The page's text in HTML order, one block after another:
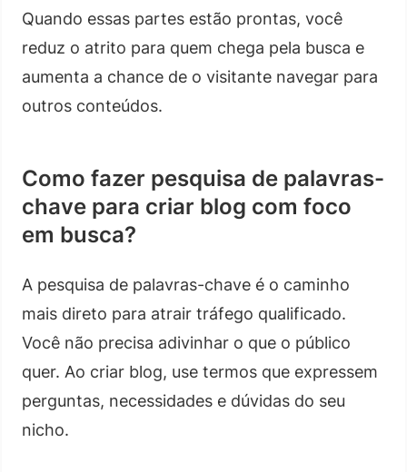
Quando essas partes estão prontas, você
reduz o atrito para quem chega pela busca e
aumenta a chance de o visitante navegar para
outros conteúdos.
Como fazer pesquisa de palavras-
chave para criar blog com foco
em busca?
A pesquisa de palavras-chave é o caminho
mais direto para atrair tráfego qualificado.
Você não precisa adivinhar o que o público
quer. Ao criar blog, use termos que expressem
perguntas, necessidades e dúvidas do seu
nicho.